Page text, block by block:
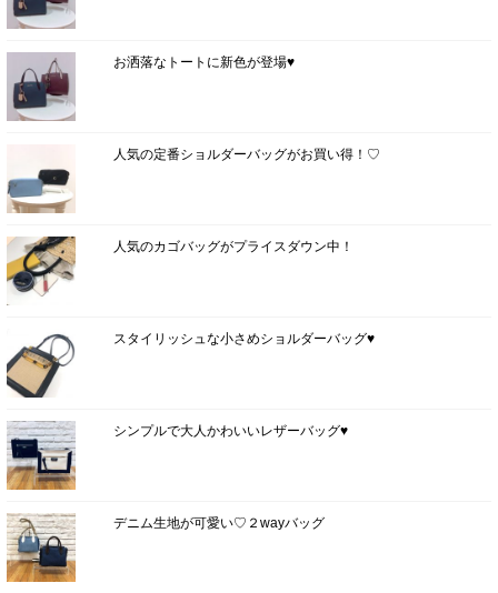
お洒落なトートに新色が登場♥
人気の定番ショルダーバッグがお買い得！♡
人気のカゴバッグがプライスダウン中！
スタイリッシュな小さめショルダーバッグ♥
シンプルで大人かわいいレザーバッグ♥
デニム生地が可愛い♡２wayバッグ